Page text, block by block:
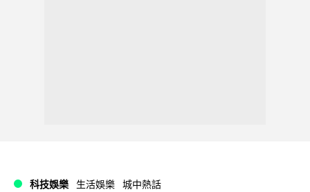
科技娛樂 生活娛樂 城中熱話